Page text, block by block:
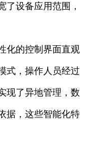
了设备应用范围，
化的控制界面直观
式，操作人员经过
现了异地管理，数
据，这些智能化特